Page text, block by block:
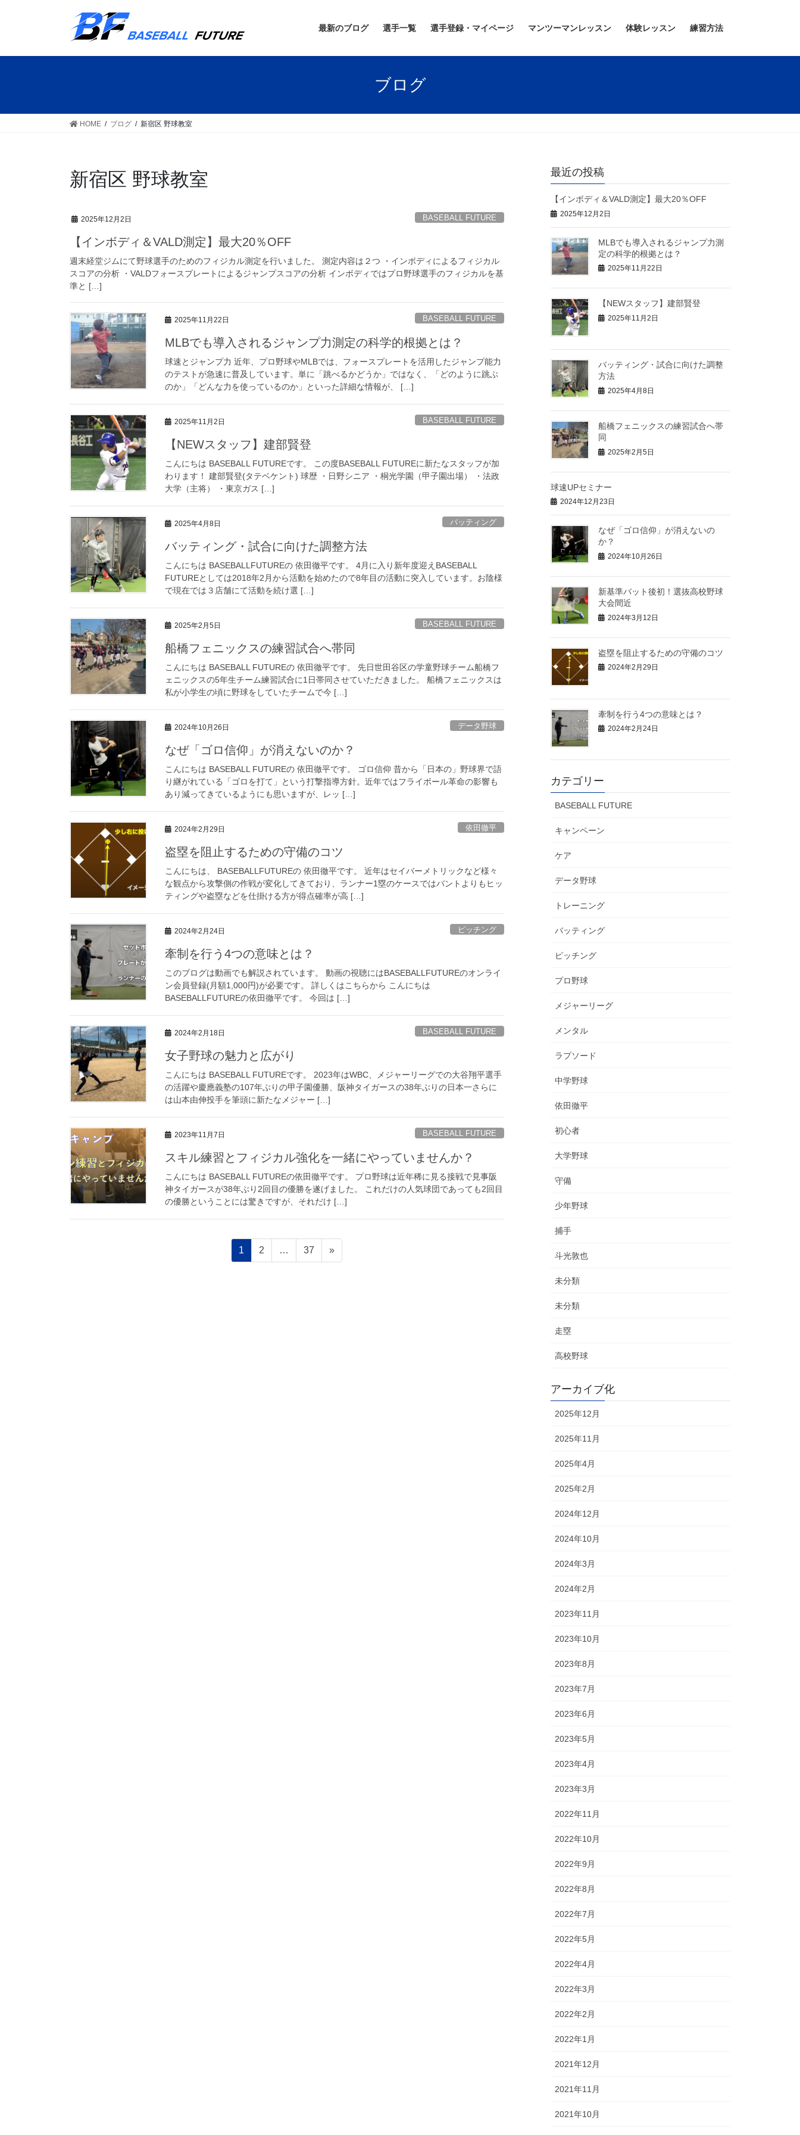
最新のブログ 選手一覧 選手登録・マイページ マンツーマンレッスン 体験レッスン 練習方法
ブログ
HOME ブログ 新宿区 野球教室
新宿区 野球教室
2025年12月2日 BASEBALL FUTURE
【インボディ＆VALD測定】最大20％OFF
週末経堂ジムにて野球選手のためのフィジカル測定を行いました。 測定内容は２つ ・インボディによるフィジカル
スコアの分析 ・VALDフォースプレートによるジャンプスコアの分析 インボディではプロ野球選手のフィジカルを基
準と […]
2025年11月22日 BASEBALL FUTURE
MLBでも導入されるジャンプ力測定の科学的根拠とは？
球速とジャンプ力 近年、プロ野球やMLBでは、フォースプレートを活用したジャンプ能力
のテストが急速に普及しています。単に「跳べるかどうか」ではなく、「どのように跳ぶ
のか」「どんな力を使っているのか」といった詳細な情報が、 […]
2025年11月2日 BASEBALL FUTURE
【NEWスタッフ】建部賢登
こんにちは BASEBALL FUTUREです。 この度BASEBALL FUTUREに新たなスタッフが加
わります！ 建部賢登(タテベケント) 球歴 ・日野シニア ・桐光学園（甲子園出場） ・法政
大学（主将） ・東京ガス […]
2025年4月8日 バッティング
バッティング・試合に向けた調整方法
こんにちは BASEBALLFUTUREの 依田徹平です。 4月に入り新年度迎えBASEBALL
FUTUREとしては2018年2月から活動を始めたので8年目の活動に突入しています。お陰様
で現在では３店舗にて活動を続け選 […]
2025年2月5日 BASEBALL FUTURE
船橋フェニックスの練習試合へ帯同
こんにちは BASEBALL FUTUREの 依田徹平です。 先日世田谷区の学童野球チーム船橋フ
ェニックスの5年生チーム練習試合に1日帯同させていただきました。 船橋フェニックスは
私が小学生の頃に野球をしていたチームで今 […]
2024年10月26日 データ野球
なぜ「ゴロ信仰」が消えないのか？
こんにちは BASEBALL FUTUREの 依田徹平です。 ゴロ信仰 昔から「日本の」野球界で語
り継がれている「ゴロを打て」という打撃指導方針。近年ではフライボール革命の影響も
あり減ってきているようにも思いますが、レッ […]
2024年2月29日 依田徹平
盗塁を阻止するための守備のコツ
こんにちは、 BASEBALLFUTUREの 依田徹平です。 近年はセイバーメトリックなど様々
な観点から攻撃側の作戦が変化してきており、ランナー1塁のケースではバントよりもヒッ
ティングや盗塁などを仕掛ける方が得点確率が高 […]
2024年2月24日 ピッチング
牽制を行う4つの意味とは？
このブログは動画でも解説されています。 動画の視聴にはBASEBALLFUTUREのオンライ
ン会員登録(月額1,000円)が必要です。 詳しくはこちらから こんにちは
BASEBALLFUTUREの依田徹平です。 今回は […]
2024年2月18日 BASEBALL FUTURE
女子野球の魅力と広がり
こんにちは BASEBALL FUTUREです。 2023年はWBC、メジャーリーグでの大谷翔平選手
の活躍や慶應義塾の107年ぶりの甲子園優勝、阪神タイガースの38年ぶりの日本一さらに
は山本由伸投手を筆頭に新たなメジャー […]
2023年11月7日 BASEBALL FUTURE
スキル練習とフィジカル強化を一緒にやっていませんか？
こんにちは BASEBALL FUTUREの依田徹平です。 プロ野球は近年稀に見る接戦で見事阪
神タイガースが38年ぶり2回目の優勝を遂げました。 これだけの人気球団であっても2回目
の優勝ということには驚きですが、それだけ […]
固
定
1
固
定
2 …
固
定
37 »
最近の投稿
【インボディ＆VALD測定】最大20％OFF
2025年12月2日
MLBでも導入されるジャンプ力測
定の科学的根拠とは？
2025年11月22日
【NEWスタッフ】建部賢登
2025年11月2日
バッティング・試合に向けた調整
方法
2025年4月8日
船橋フェニックスの練習試合へ帯
同
2025年2月5日
球速UPセミナー
2024年12月23日
なぜ「ゴロ信仰」が消えないの
か？
2024年10月26日
新基準バット後初！選抜高校野球
大会間近
2024年3月12日
盗塁を阻止するための守備のコツ
2024年2月29日
牽制を行う4つの意味とは？
2024年2月24日
カテゴリー
BASEBALL FUTURE
キャンペーン
ケア
データ野球
トレーニング
バッティング
ピッチング
プロ野球
メジャーリーグ
メンタル
ラプソード
中学野球
依田徹平
初心者
大学野球
守備
少年野球
捕手
斗光敦也
未分類
未分類
走塁
高校野球
アーカイブ化
2025年12月
2025年11月
2025年4月
2025年2月
2024年12月
2024年10月
2024年3月
2024年2月
2023年11月
2023年10月
2023年8月
2023年7月
2023年6月
2023年5月
2023年4月
2023年3月
2022年11月
2022年10月
2022年9月
2022年8月
2022年7月
2022年5月
2022年4月
2022年3月
2022年2月
2022年1月
2021年12月
2021年11月
2021年10月